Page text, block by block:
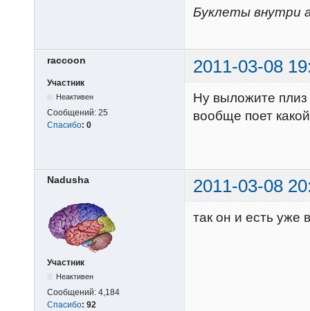
Буклеты внутри
raccoon 2011-03-08
Участник
Неактивен
Сообщений: 25
Спасибо: 0
Ну выложите плиз
вообще поет
Nadusha 2011-03-08
Участник
Неактивен
Сообщений: 4,184
Спасибо: 92
так он и есть уже